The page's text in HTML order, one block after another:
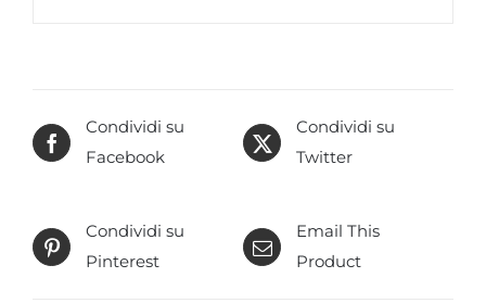
Condividi su
Facebook
Condividi su
Twitter
Condividi su
Pinterest
Email This
Product